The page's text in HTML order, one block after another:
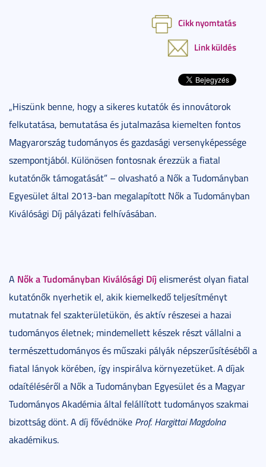
Cikk nyomtatás
Link küldés
„Hiszünk benne, hogy a sikeres kutatók és innovátorok
felkutatása, bemutatása és jutalmazása kiemelten fontos
Magyarország tudományos és gazdasági versenyképessége
szempontjából. Különösen fontosnak érezzük a fiatal
kutatónők támogatását” – olvasható a Nők a Tudományban
Egyesület által 2013-ban megalapított Nők a Tudományban
Kiválósági Díj pályázati felhívásában.
A Nők a Tudományban Kiválósági Díj elismerést olyan fiatal
kutatónők nyerhetik el, akik kiemelkedő teljesítményt
mutatnak fel szakterületükön, és aktív részesei a hazai
tudományos életnek; mindemellett készek részt vállalni a
természettudományos és műszaki pályák népszerűsítéséből a
fiatal lányok körében, így inspirálva környezetüket. A díjak
odaítéléséről a Nők a Tudományban Egyesület és a Magyar
Tudományos Akadémia által felállított tudományos szakmai
bizottság dönt. A díj fővédnöke Prof. Hargittai Magdolna
akadémikus.